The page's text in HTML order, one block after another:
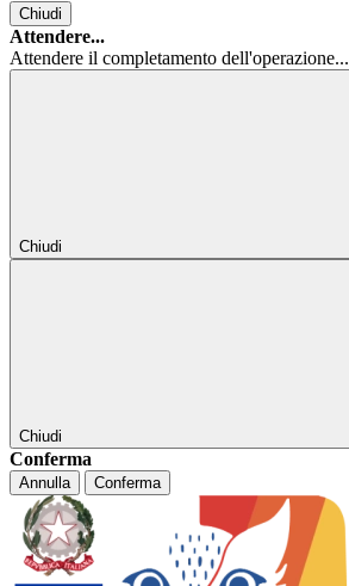
Chiudi
Attendere...
Attendere il completamento dell'operazione...
Chiudi
Chiudi
Conferma
Annulla Conferma